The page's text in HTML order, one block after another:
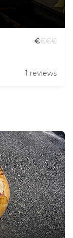
€€€€
1 reviews